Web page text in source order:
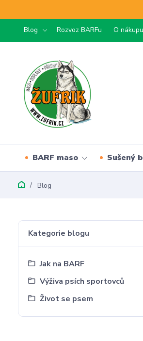
Blog Rozvoz BARFu O nákupu
BARF maso Sušený
Blog
Kategorie blogu
Jak na BARF
Výživa psích sportovců
Život se psem